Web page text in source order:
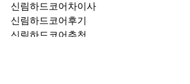
신림하드코어차이사
신림하드코어후기
신림하드코어추천